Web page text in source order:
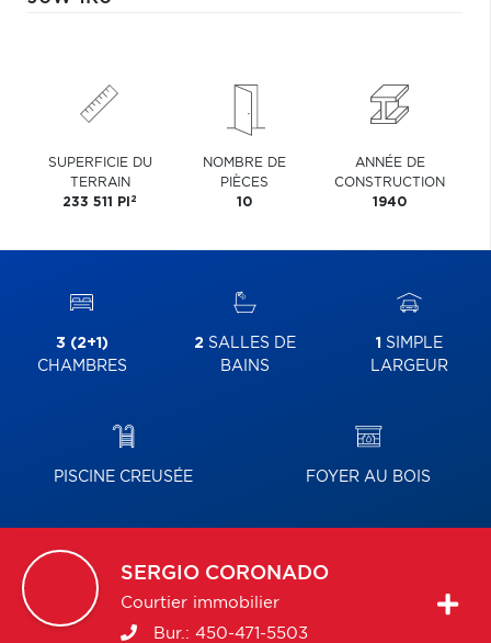
SUPERFICIE DU
TERRAIN
233 511 PI 2
NOMBRE DE
PIÈCES
10
ANNÉE DE
CONSTRUCTION
1940
3 (2+1)
CHAMBRES
2 SALLES DE
BAINS
1 SIMPLE
LARGEUR
PISCINE CREUSÉE FOYER AU BOIS
SERGIO CORONADO
Courtier immobilier
Bur.: 450-471-5503